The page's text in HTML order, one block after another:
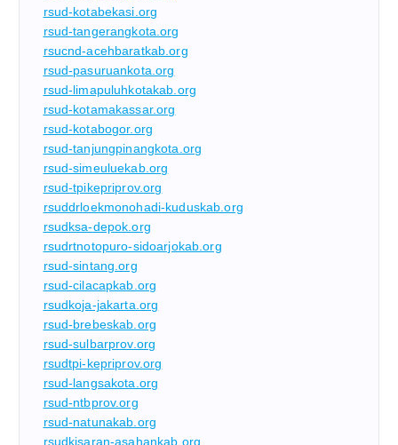
rsud-kotabekasi.org
rsud-tangerangkota.org
rsucnd-acehbaratkab.org
rsud-pasuruankota.org
rsud-limapuluhkotakab.org
rsud-kotamakassar.org
rsud-kotabogor.org
rsud-tanjungpinangkota.org
rsud-simeuluekab.org
rsud-tpikepriprov.org
rsuddrloekmonohadi-kuduskab.org
rsudksa-depok.org
rsudrtnotopuro-sidoarjokab.org
rsud-sintang.org
rsud-cilacapkab.org
rsudkoja-jakarta.org
rsud-brebeskab.org
rsud-sulbarprov.org
rsudtpi-kepriprov.org
rsud-langsakota.org
rsud-ntbprov.org
rsud-natunakab.org
rsudkisaran-asahankab.org